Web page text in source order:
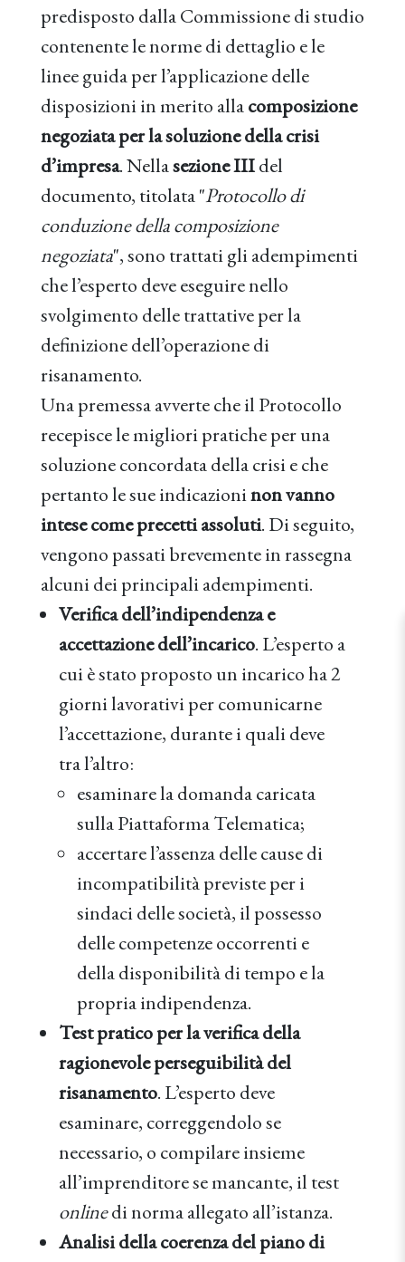
predisposto dalla Commissione di studio
contenente le norme di dettaglio e le
linee guida per l’applicazione delle
disposizioni in merito allacomposizione
negoziata per la soluzione della crisi
d’impresa. Nellasezione IIIdel
documento, titolata "Protocollo di
conduzione della composizione
negoziata", sono trattati gli adempimenti
che l’esperto deve eseguire nello
svolgimento delle trattative per la
definizione dell’operazione di
risanamento.
Una premessa avverte che il Protocollo
recepisce le migliori pratiche per una
soluzione concordata della crisi e che
pertanto le sue indicazioninon vanno
intese come precetti assoluti. Di seguito,
vengono passati brevemente in rassegna
alcuni dei principali adempimenti.
Verifica dell’indipendenza e
accettazione dell’incarico. L’esperto a
cui è stato proposto un incarico ha 2
giorni lavorativi per comunicarne
l’accettazione, durante i quali deve
tra l’altro:
esaminare la domanda caricata
sulla Piattaforma Telematica;
accertare l’assenza delle cause di
incompatibilità previste per i
sindaci delle società, il possesso
delle competenze occorrenti e
della disponibilità di tempo e la
propria indipendenza.
Test pratico per la verifica della
ragionevole perseguibilità del
risanamento. L’esperto deve
esaminare, correggendolo se
necessario, o compilare insieme
all’imprenditore se mancante, il test
onlinedi norma allegato all’istanza.
Analisi della coerenza del piano di